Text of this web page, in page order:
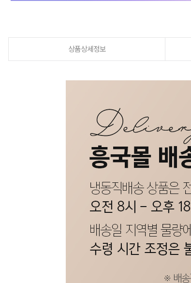
상품상세정보